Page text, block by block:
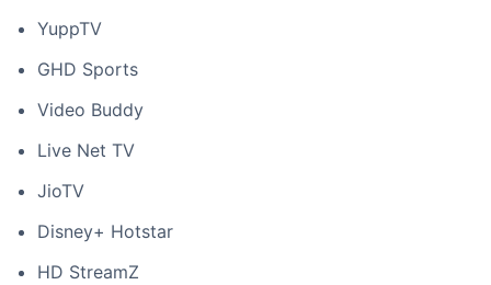
YuppTV
GHD Sports
Video Buddy
Live Net TV
JioTV
Disney+ Hotstar
HD StreamZ